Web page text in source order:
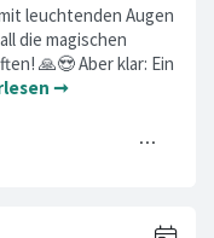
leuchtenden Augen
die magischen
🙏😍 Aber klar: Ein
➞